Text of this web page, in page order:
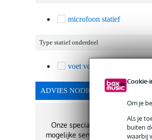
Cookie-
Om je
Als je
buiten
waarbij
microfoon statief
Type statief onderdeel
voet voor statief
ADVIES NODIG?
Onze specialisten geven je de
mogelijke service. Zij staan je